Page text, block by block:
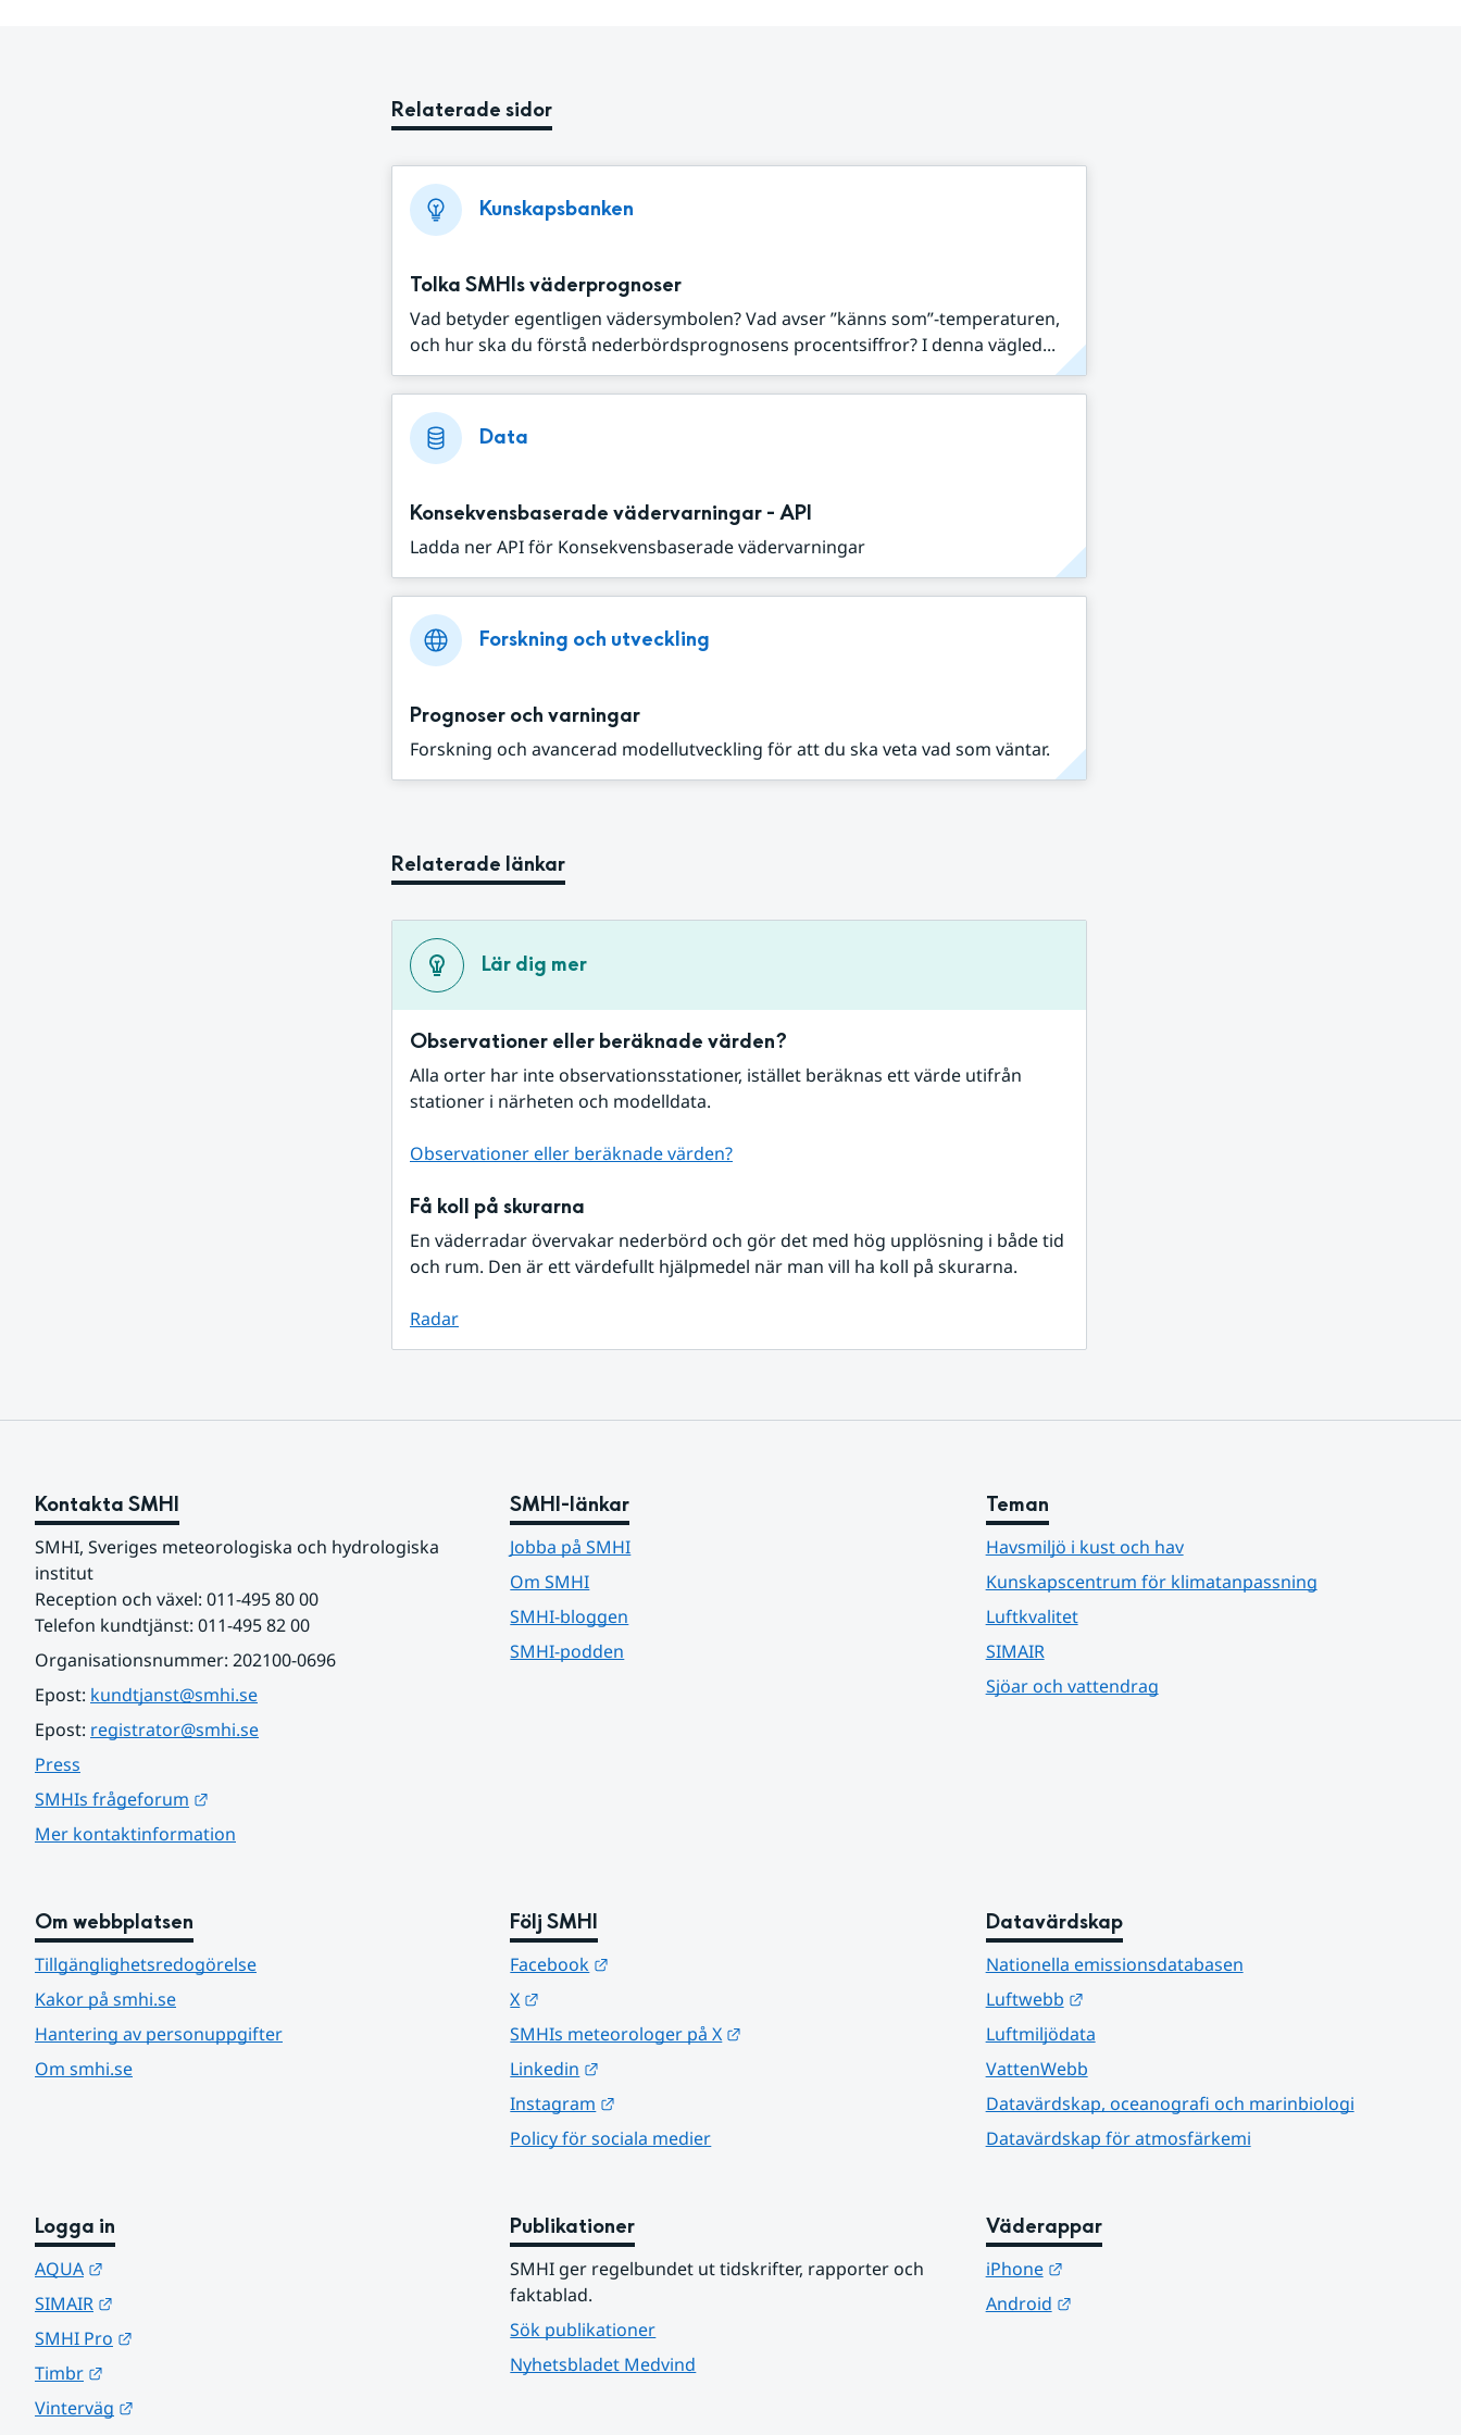
Relaterade sidor
Kunskapsbanken
Tolka SMHIs väderprognoser
Vad betyder egentligen vädersymbolen? Vad avser ”känns som”-temperaturen,
och hur ska du förstå nederbördsprognosens procentsiffror? I denna vägled...
Data
Konsekvensbaserade vädervarningar - API
Ladda ner API för Konsekvensbaserade vädervarningar
Forskning och utveckling
Prognoser och varningar
Forskning och avancerad modellutveckling för att du ska veta vad som väntar.
Relaterade länkar
Lär dig mer
Observationer eller beräknade värden?
Alla orter har inte observationsstationer, istället beräknas ett värde utifrån
stationer i närheten och modelldata.
Observationer eller beräknade värden?
Få koll på skurarna
En väderradar övervakar nederbörd och gör det med hög upplösning i både tid
och rum. Den är ett värdefullt hjälpmedel när man vill ha koll på skurarna.
Radar
Kontakta SMHI
SMHI, Sveriges meteorologiska och hydrologiska
institut
Reception och växel: 011-495 80 00
Telefon kundtjänst: 011-495 82 00
Organisationsnummer: 202100-0696
Epost: kundtjanst@smhi.se
Epost: registrator@smhi.se
Press
SMHIs frågeforum
Mer kontaktinformation
SMHI-länkar
Jobba på SMHI
Om SMHI
SMHI-bloggen
SMHI-podden
Teman
Havsmiljö i kust och hav
Kunskapscentrum för klimatanpassning
Luftkvalitet
SIMAIR
Sjöar och vattendrag
Om webbplatsen
Tillgänglighetsredogörelse
Kakor på smhi.se
Hantering av personuppgifter
Om smhi.se
Följ SMHI
Facebook
X
SMHIs meteorologer på X
Linkedin
Instagram
Policy för sociala medier
Datavärdskap
Nationella emissionsdatabasen
Luftwebb
Länk till annan webbplats.
Luftmiljödata
VattenWebb
Datavärdskap, oceanografi och marinbiologi
Datavärdskap för atmosfärkemi
Logga in
AQUA
SIMAIR
SMHI Pro
Timbr
Vinterväg
Publikationer
SMHI ger regelbundet ut tidskrifter, rapporter och
faktablad.
Sök publikationer
Nyhetsbladet Medvind
Väderappar
iPhone
Länk till annan webbplats.
Android
Länk till annan webbplats.